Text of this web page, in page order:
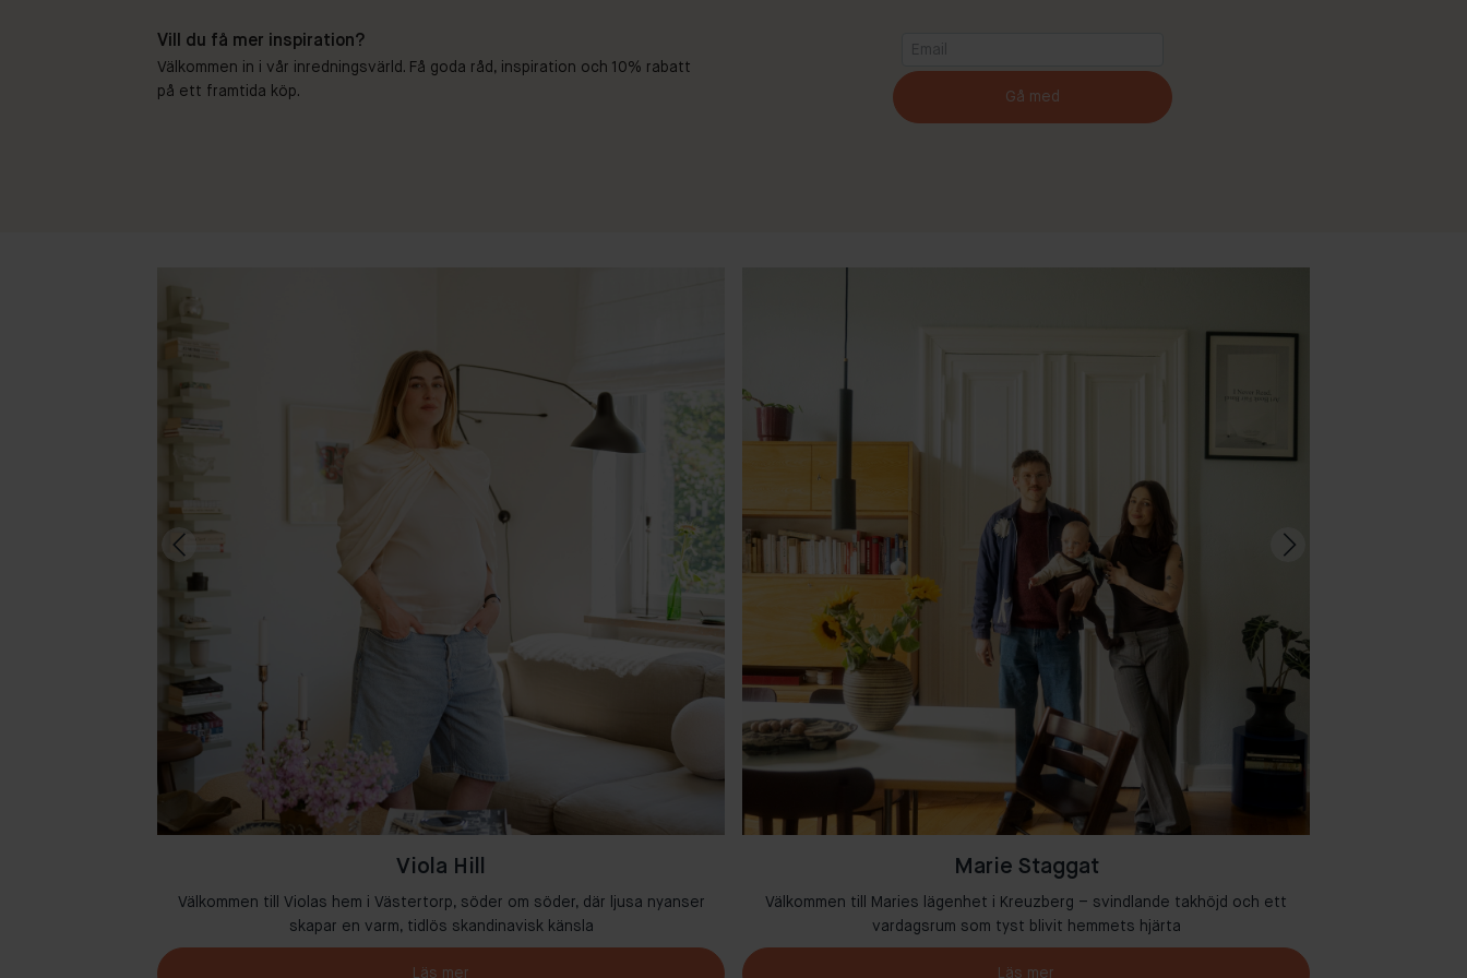
Vill du få mer inspiration?
Välkommen in i vår inredningsvärld. Få goda råd, inspiration och 10% rabatt
på ett framtida köp.
Gå med
Viola Hill
Välkommen till Violas hem i Västertorp, söder om söder, där ljusa nyanser
skapar en varm, tidlös skandinavisk känsla
Läs mer
Marie Staggat
Välkommen till Maries lägenhet i Kreuzberg – svindlande takhöjd och ett
vardagsrum som tyst blivit hemmets hjärta
Läs mer